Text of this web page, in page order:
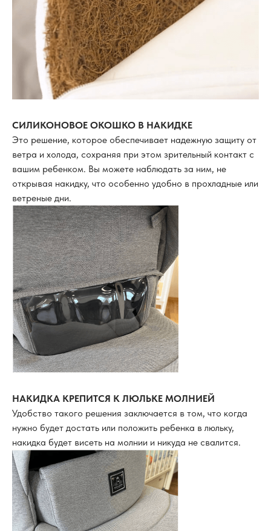
СИЛИКОНОВОЕ ОКОШКО В НАКИДКЕ
Это решение, которое обеспечивает надежную защиту от
ветра и холода, сохраняя при этом зрительный контакт с
вашим ребенком. Вы можете наблюдать за ним, не
открывая накидку, что особенно удобно в прохладные или
ветреные дни.
НАКИДКА КРЕПИТСЯ К ЛЮЛЬКЕ МОЛНИЕЙ
Удобство такого решения заключается в том, что когда
нужно будет достать или положить ребенка в люльку,
накидка будет висеть на молнии и никуда не свалится.